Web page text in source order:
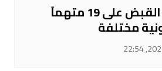
عمليات بغداد: القبض على 19 متهماً
مختلفة